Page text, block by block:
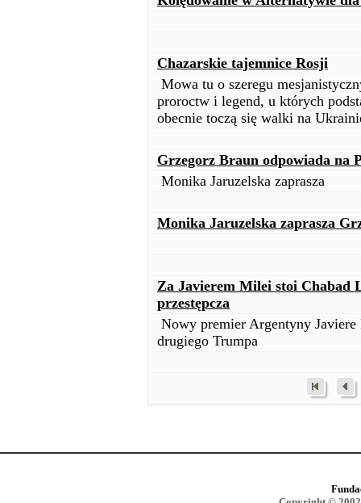
Chazarskie tajemnice Rosji
Mowa tu o szeregu
proroctw i legend, u których
obecnie toczą się walki na
Grzegorz Braun odpowiada na
Monika Jaruzelska zaprasza
Monika Jaruzelska zaprasza
Za Javierem Milei stoi Chabad
przestępcza
Nowy premier Argentyny
drugiego Trumpa